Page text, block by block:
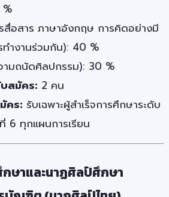
%
สื่อสาร ภาษาอังกฤษ การคิดอย่างมี
ทำงานร่วมกัน): 40 %
ามถนัดศิลปกรรม): 30 %
บสมัคร: 2 คน
คร: รับเฉพาะผู้สำเร็จการศึกษาระดับ
6 ทุกแผนการเรียน
ษาและนาฏศิลป์ศึกษา